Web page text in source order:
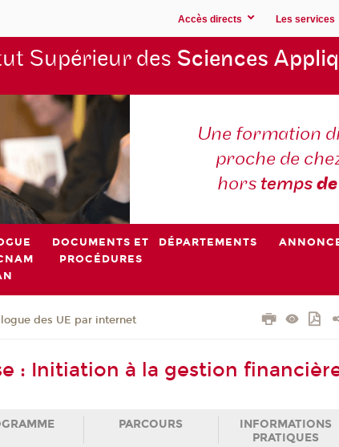
Accès directs Les services
Supérieur des Sciences
Une formation
proche de
hors temps
DOCUMENTS ET
PROCÉDURES
DÉPARTEMENTS
des UE par internet
: Initiation à la gestion
PARCOURS
INFORMATIONS
PRATIQUES